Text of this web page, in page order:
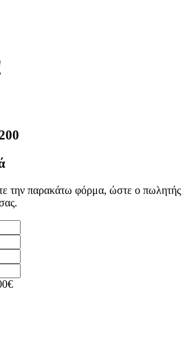
την παρακάτω φόρμα, ώστε ο πωλητής